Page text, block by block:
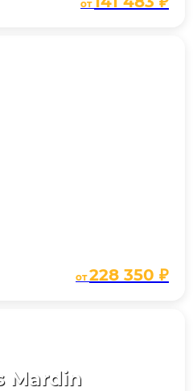
от
от228 350 ₽
Mardin